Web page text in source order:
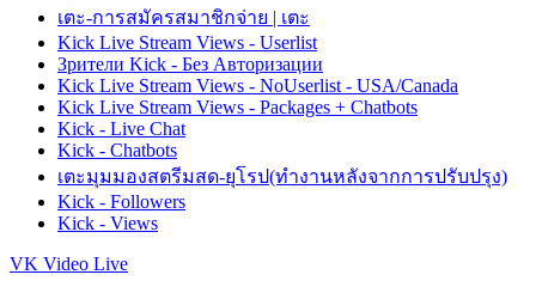
เตะ-การสมัครสมาชิกจ่าย | เตะ
Kick Live Stream Views - Userlist
Зрители Kick - Без Авторизации
Kick Live Stream Views - NoUserlist - USA/Canada
Kick Live Stream Views - Packages + Chatbots
Kick - Live Chat
Kick - Chatbots
เตะมุมมองสตรีมสด-ยุโรป(ทำงานหลังจากการปรับปรุง)
Kick - Followers
Kick - Views
VK Video Live